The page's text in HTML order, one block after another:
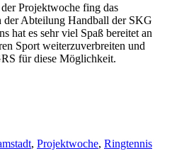
Projektwoche fing das
der Abteilung Handball der SKG
hat es sehr viel Spaß bereitet an
Sport weiterzuverbreiten und
für diese Möglichkeit.
, Projektwoche, Ringtennis